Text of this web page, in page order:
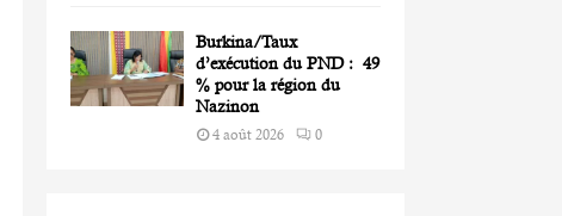
Burkina/Taux
d’exécution du PND : 49
% pour la région du
Nazinon
4 août 2026 0